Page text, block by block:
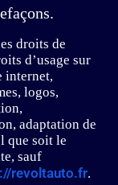
droits de
d’usage sur
internet,
logos,
adaptation de
que soit le
sauf
revoltauto.fr.